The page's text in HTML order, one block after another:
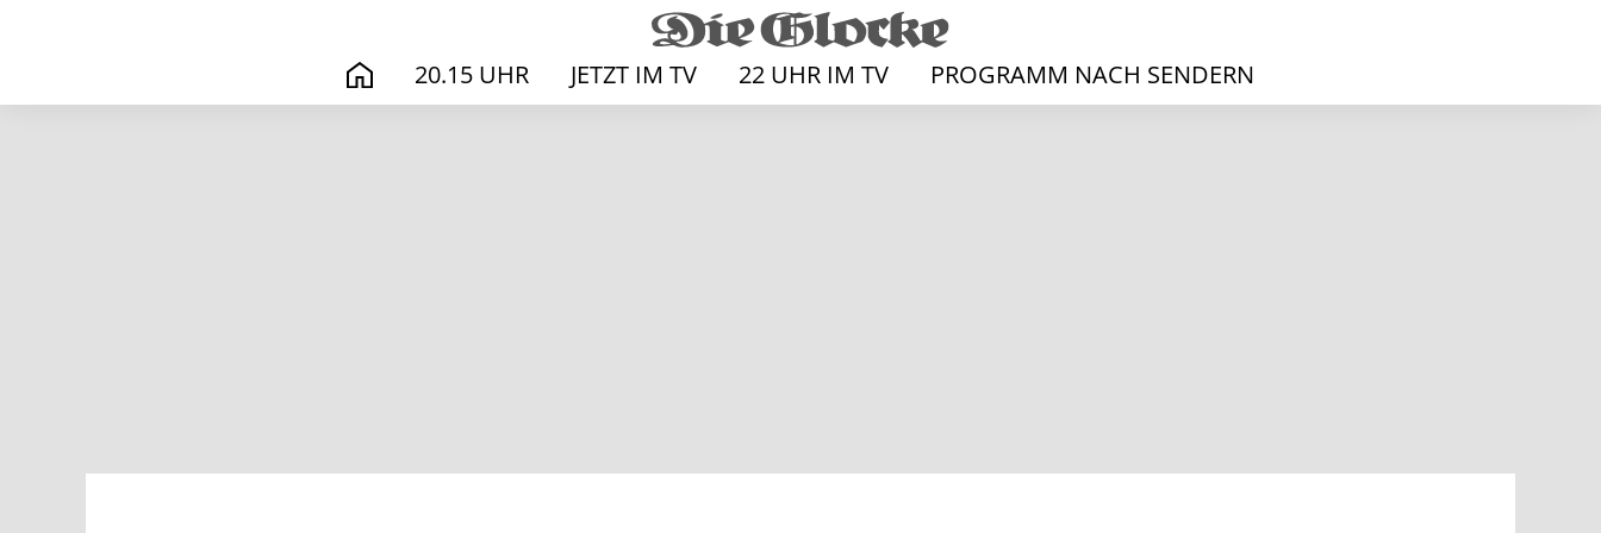
START20.15 UHR JETZT IM TV 22 UHR IM TV PROGRAMM NACH SENDERN